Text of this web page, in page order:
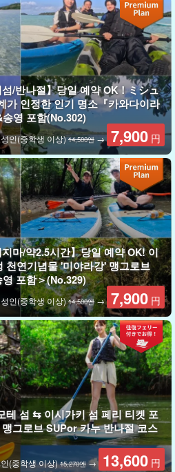
이터 무료 증정
메라로 여러분의 사진을 촬영하고 데
.
/반나절】당일 예약 OK！ミシュ
가 인정한 인기 명소『카와다이라
영 포함(No.302)
성인(중학생 이상)14,500엔→ 7,900 円
마/약2.5시간】당일 예약 OK! 이
연기념물 '미야라강' 맹그로브
포함＞(No.329)
성인(중학생 이상)14,500엔→ 7,900 円
테 섬 ⇆ 이시가키 섬 페리 티켓 포
그로브 SUPor 카누 반나절 코스
(중학생 이상)15,270엔→ 13,600 円